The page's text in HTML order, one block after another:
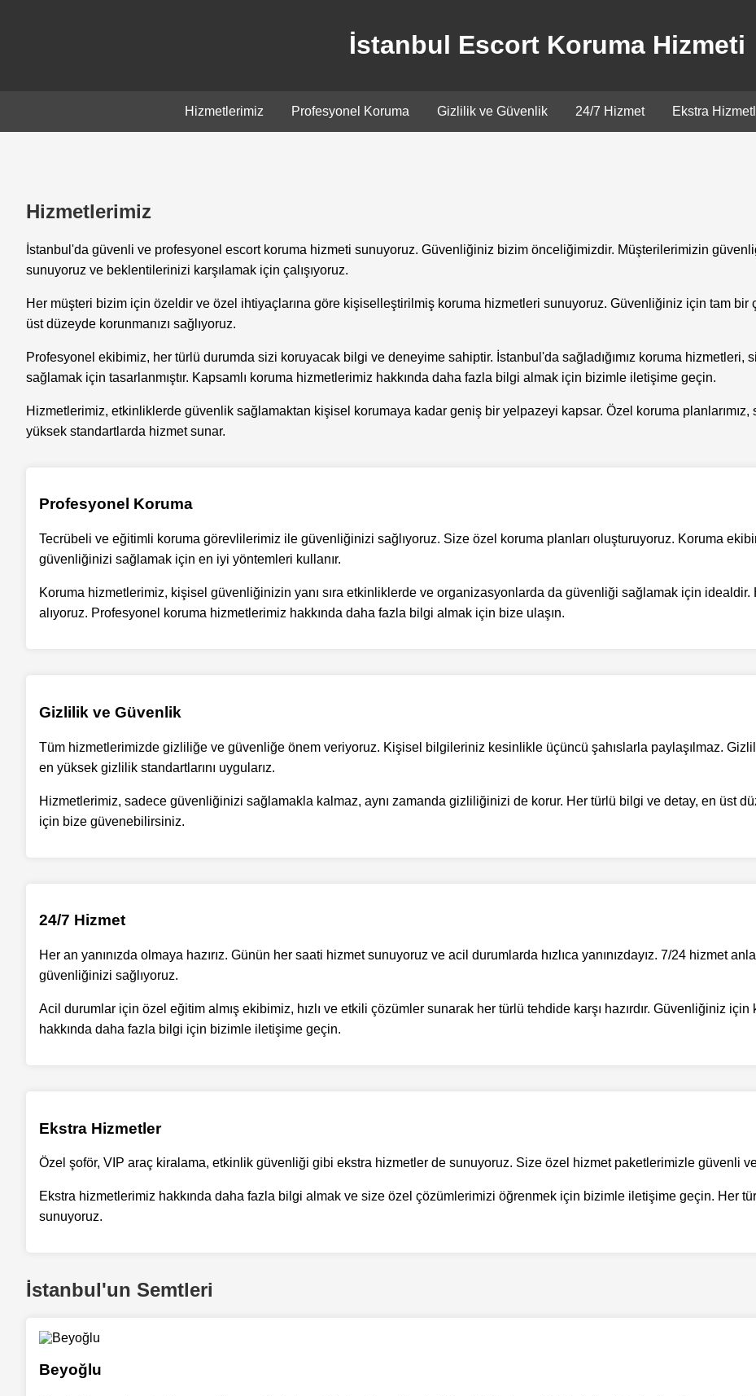
İstanbul Escort Koruma Hizmeti
Hizmetlerimiz Profesyonel Koruma Gizlilik ve Güvenlik 24/7 Hizmet Ekstra
Hizmetlerimiz
İstanbul'da güvenli ve profesyonel escort koruma hizmeti sunuyoruz. Güvenliğiniz bizim önceliğimizdir. Müşterilerimizin
sunuyoruz ve beklentilerinizi karşılamak için çalışıyoruz.
Her müşteri bizim için özeldir ve özel ihtiyaçlarına göre kişiselleştirilmiş koruma hizmetleri sunuyoruz. Güvenliğiniz için tam bir
üst düzeyde korunmanızı sağlıyoruz.
Profesyonel ekibimiz, her türlü durumda sizi koruyacak bilgi ve deneyime sahiptir. İstanbul'da sağladığımız koruma
sağlamak için tasarlanmıştır. Kapsamlı koruma hizmetlerimiz hakkında daha fazla bilgi almak için bizimle iletişime geçin.
Hizmetlerimiz, etkinliklerde güvenlik sağlamaktan kişisel korumaya kadar geniş bir yelpazeyi kapsar. Özel koruma
yüksek standartlarda hizmet sunar.
Profesyonel Koruma
Tecrübeli ve eğitimli koruma görevlilerimiz ile güvenliğinizi sağlıyoruz. Size özel koruma planları oluşturuyoruz. Koruma
güvenliğinizi sağlamak için en iyi yöntemleri kullanır.
Koruma hizmetlerimiz, kişisel güvenliğinizin yanı sıra etkinliklerde ve organizasyonlarda da güvenliği sağlamak için
alıyoruz. Profesyonel koruma hizmetlerimiz hakkında daha fazla bilgi almak için bize ulaşın.
Gizlilik ve Güvenlik
Tüm hizmetlerimizde gizliliğe ve güvenliğe önem veriyoruz. Kişisel bilgileriniz kesinlikle üçüncü şahıslarla paylaşılmaz.
en yüksek gizlilik standartlarını uygularız.
Hizmetlerimiz, sadece güvenliğinizi sağlamakla kalmaz, aynı zamanda gizliliğinizi de korur. Her türlü bilgi ve detay, en üst
için bize güvenebilirsiniz.
24/7 Hizmet
Her an yanınızda olmaya hazırız. Günün her saati hizmet sunuyoruz ve acil durumlarda hızlıca yanınızdayız. 7/24 hizmet
güvenliğinizi sağlıyoruz.
Acil durumlar için özel eğitim almış ekibimiz, hızlı ve etkili çözümler sunarak her türlü tehdide karşı hazırdır. Güvenliğiniz
hakkında daha fazla bilgi için bizimle iletişime geçin.
Ekstra Hizmetler
Özel şoför, VIP araç kiralama, etkinlik güvenliği gibi ekstra hizmetler de sunuyoruz. Size özel hizmet paketlerimizle güvenli
Ekstra hizmetlerimiz hakkında daha fazla bilgi almak ve size özel çözümlerimizi öğrenmek için bizimle iletişime geçin. Her
sunuyoruz.
İstanbul'un Semtleri
Beyoğlu